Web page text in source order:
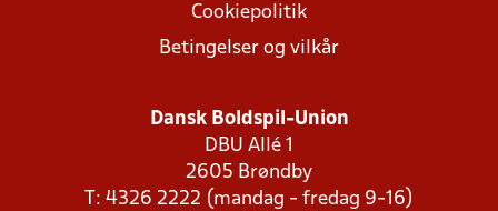
Cookiepolitik
Betingelser og vilkår
Dansk Boldspil-Union
DBU Allé 1
2605 Brøndby
T: 4326 2222 (mandag - fredag 9-16)